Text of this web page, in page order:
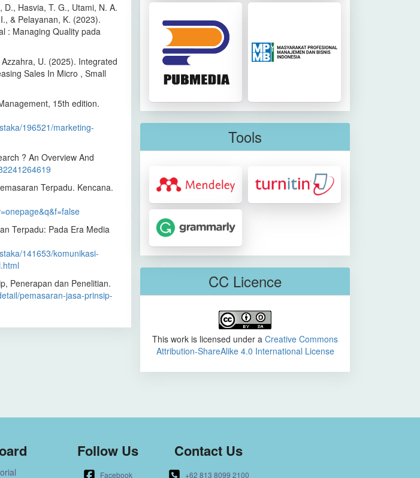
Hasvia, T. G., Utami, N. A.
& Pelayanan, K. (2023).
: Managing Quality pada
U. (2025). Integrated
Sales In Micro , Small
15th edition.
196521/marketing-
? An Overview And
Terpadu. Kencana.
Terpadu: Pada Era Media
141653/komunikasi-
Penerapan dan Penelitian.
pemasaran-jasa-prinsip-
Tools
CC Licence
This work is licensed under a Creative Commons
Attribution-ShareAlike 4.0 International License
Follow Us
Facebook
Contact Us
+62 813 8099 2100